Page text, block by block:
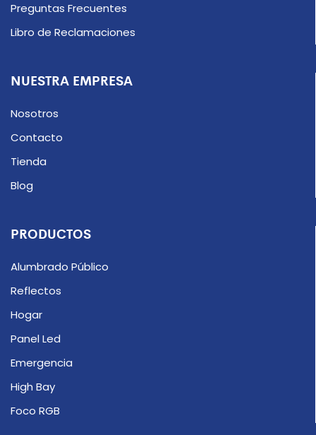
Preguntas Frecuentes
Libro de Reclamaciones
NUESTRA EMPRESA
Nosotros
Contacto
Tienda
Blog
PRODUCTOS
Alumbrado Público
Reflectos
Hogar
Panel Led
Emergencia
High Bay
Foco RGB